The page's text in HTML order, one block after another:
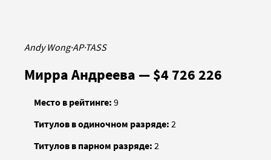
Andy Wong·AP·TASS
Мирра Андреева — $4 726 226
Место в рейтинге: 9
Титулов в одиночном разряде: 2
Титулов в парном разряде: 2